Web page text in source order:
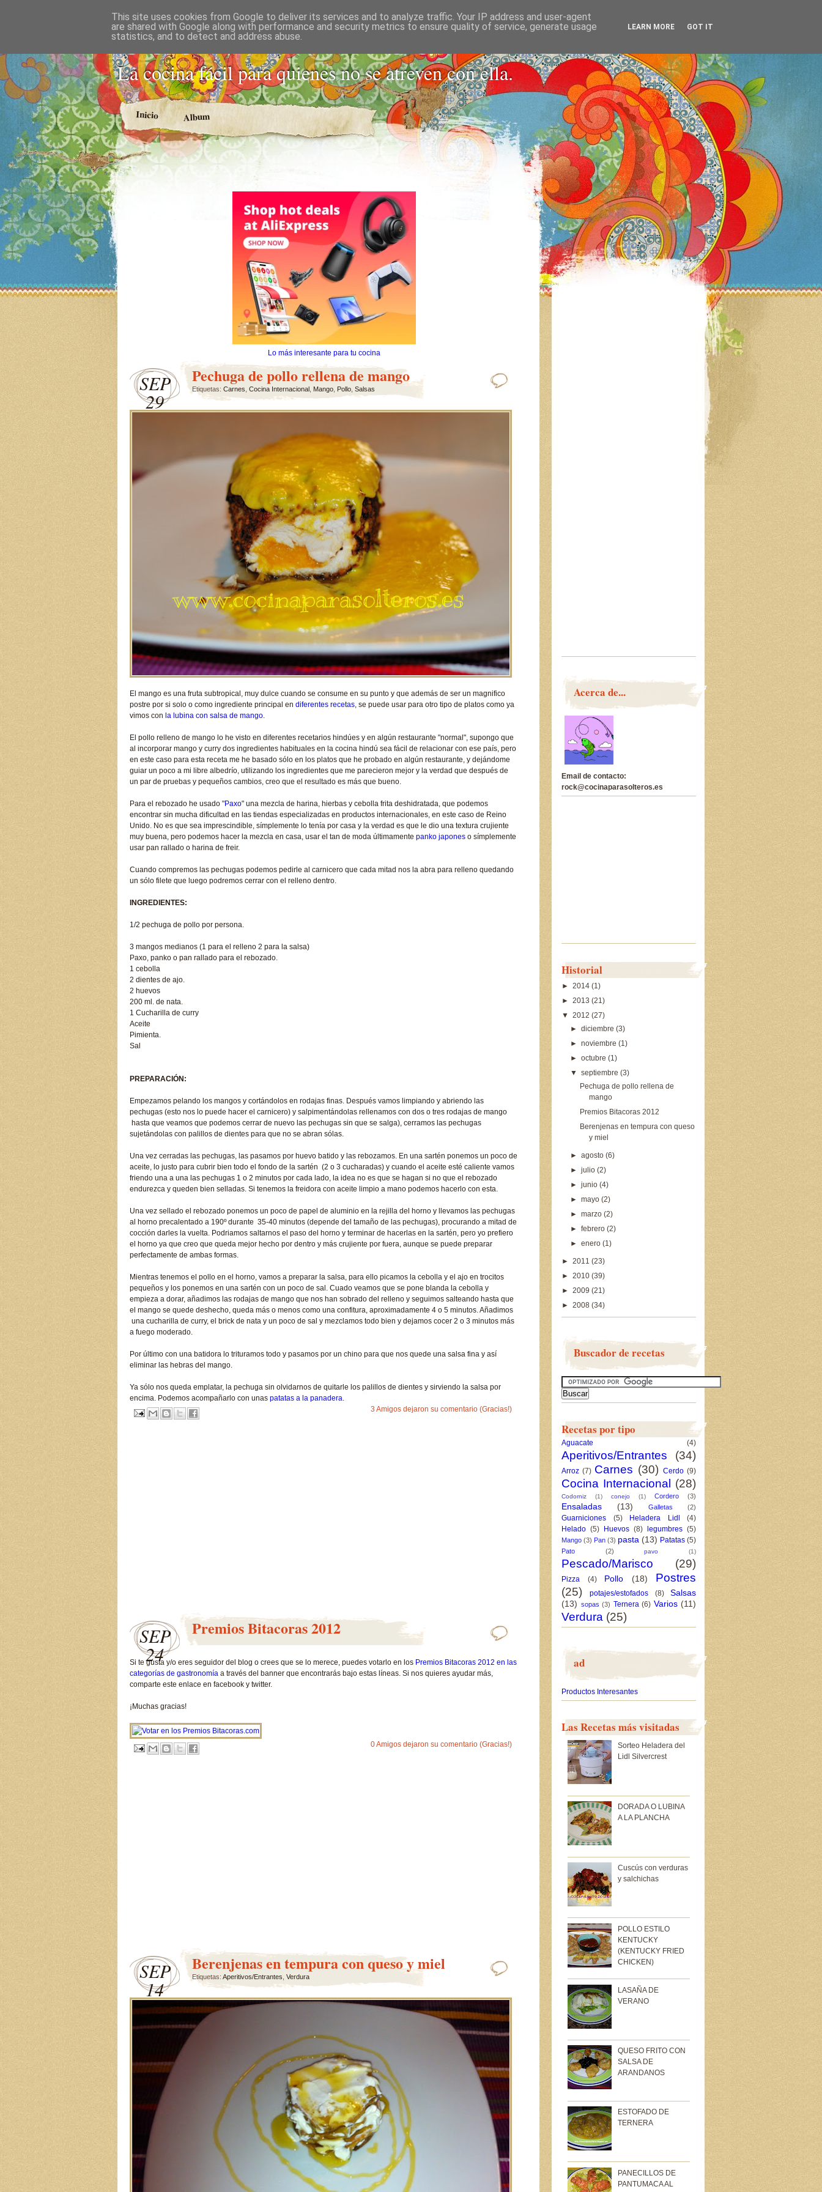
COCINA PARA SOLTEROS
La cocina fácil para quienes no se atreven con ella.
Inicio Album
Lo más interesante para tu cocina
SEP
29
Pechuga de pollo rellena de mango
Etiquetas: Carnes Cocina Internacional Mango Pollo Salsas
El mango es una fruta subtropical, muy dulce cuando se consume en su punto y que además de ser un magnifico
postre por si solo o como ingrediente principal en diferentes recetas, se puede usar para otro tipo de platos como ya
vimos con la lubina con salsa de mango.
El pollo relleno de mango lo he visto en diferentes recetarios hindúes y en algún restaurante "normal", supongo que
al incorporar mango y curry dos ingredientes habituales en la cocina hindú sea fácil de relacionar con ese país, pero
en este caso para esta receta me he basado sólo en los platos que he probado en algún restaurante, y dejándome
guiar un poco a mi libre albedrío, utilizando los ingredientes que me parecieron mejor y la verdad que después de
un par de pruebas y pequeños cambios, creo que el resultado es más que bueno.
Para el rebozado he usado "Paxo" una mezcla de harina, hierbas y cebolla frita deshidratada, que podemos
encontrar sin mucha dificultad en las tiendas especializadas en productos internacionales, en este caso de Reino
Unido. No es que sea imprescindible, símplemente lo tenía por casa y la verdad es que le dio una textura crujiente
muy buena, pero podemos hacer la mezcla en casa, usar el tan de moda últimamente panko japones o símplemente
usar pan rallado o harina de freir.
Cuando compremos las pechugas podemos pedirle al carnicero que cada mitad nos la abra para relleno quedando
un sólo filete que luego podremos cerrar con el relleno dentro.
INGREDIENTES:
1/2 pechuga de pollo por persona.
3 mangos medianos (1 para el relleno 2 para la salsa)
Paxo, panko o pan rallado para el rebozado.
1 cebolla
2 dientes de ajo.
2 huevos
200 ml. de nata.
1 Cucharilla de curry
Aceite
Pimienta.
Sal
PREPARACIÓN:
Empezamos pelando los mangos y cortándolos en rodajas finas. Después vamos limpiando y abriendo las
pechugas (esto nos lo puede hacer el carnicero) y salpimentándolas rellenamos con dos o tres rodajas de mango
hasta que veamos que podemos cerrar de nuevo las pechugas sin que se salga), cerramos las pechugas
sujetándolas con palillos de dientes para que no se abran sólas.
Una vez cerradas las pechugas, las pasamos por huevo batido y las rebozamos. En una sartén ponemos un poco de
aceite, lo justo para cubrir bien todo el fondo de la sartén (2 o 3 cucharadas) y cuando el aceite esté caliente vamos
friendo una a una las pechugas 1 o 2 minutos por cada lado, la idea no es que se hagan si no que el rebozado
endurezca y queden bien selladas. Si tenemos la freidora con aceite limpio a mano podemos hacerlo con esta.
Una vez sellado el rebozado ponemos un poco de papel de aluminio en la rejilla del horno y llevamos las pechugas
al horno precalentado a 190º durante 35-40 minutos (depende del tamaño de las pechugas), procurando a mitad de
cocción darles la vuelta. Podriamos saltarnos el paso del horno y terminar de hacerlas en la sartén, pero yo prefiero
el horno ya que creo que queda mejor hecho por dentro y más crujiente por fuera, aunque se puede preparar
perfectamente de ambas formas.
Mientras tenemos el pollo en el horno, vamos a preparar la salsa, para ello picamos la cebolla y el ajo en trocitos
pequeños y los ponemos en una sartén con un poco de sal. Cuado veamos que se pone blanda la cebolla y
empieza a dorar, añadimos las rodajas de mango que nos han sobrado del relleno y seguimos salteando hasta que
el mango se quede deshecho, queda más o menos como una confitura, aproximadamente 4 o 5 minutos. Añadimos
una cucharilla de curry, el brick de nata y un poco de sal y mezclamos todo bien y dejamos cocer 2 o 3 minutos más
a fuego moderado.
Por último con una batidora lo trituramos todo y pasamos por un chino para que nos quede una salsa fina y así
eliminar las hebras del mango.
Ya sólo nos queda emplatar, la pechuga sin olvidarnos de quitarle los palillos de dientes y sirviendo la salsa por
encima. Podemos acompañarlo con unas patatas a la panadera.
3 Amigos dejaron su comentario (Gracias!)
SEP
24
Premios Bitacoras 2012
Si te gusta y/o eres seguidor del blog o crees que se lo merece, puedes votarlo en los Premios Bitacoras 2012 en las
categorías de gastronomía a través del banner que encontrarás bajo estas líneas. Si nos quieres ayudar más,
comparte este enlace en facebook y twitter.
¡Muchas gracias!
0 Amigos dejaron su comentario (Gracias!)
SEP
14
Berenjenas en tempura con queso y miel
Etiquetas: Aperitivos/Entrantes Verdura
Acerca de...
Email de contacto:
rock@cocinaparasolteros.es
Historial
► 2014 (1)
► 2013 (21)
▼ 2012 (27)
►diciembre(3)
►noviembre(1)
►octubre(1)
▼septiembre(3)
Pechuga de pollo rellena de
mango
Premios Bitacoras 2012
Berenjenas en tempura con queso
y miel
►agosto(6)
►julio(2)
►junio(4)
►mayo(2)
►marzo(2)
►febrero(2)
►enero(1)
► 2011 (23)
► 2010 (39)
► 2009 (21)
► 2008 (34)
Buscador de recetas
Recetas por tipo
Aguacate (4)
Aperitivos/Entrantes (34)
Arroz (7) Carnes (30) Cerdo (9)
Cocina Internacional (28)
Codorniz (1) conejo (1) Cordero (3)
Ensaladas (13) Galletas (2)
Guarniciones (5) Heladera Lidl
(4)
Helado (5) Huevos (8) legumbres (5)
Mango (3) Pan (3) pasta (13) Patatas (5)
Pato (2) pavo (1)
Pescado/Marisco (29)
Pizza (4) Pollo (18)
Postres
(25)
potajes/estofados (8)
Salsas
(13) sopas (3) Ternera (6) Varios (11)
Verdura (25)
ad
Productos Interesantes
Las Recetas más visitadas
Sorteo Heladera del
Lidl Silvercrest
DORADA O LUBINA
A LA PLANCHA
Cuscús con verduras
y salchichas
POLLO ESTILO
KENTUCKY
(KENTUCKY FRIED
CHICKEN)
LASAÑA DE
VERANO
QUESO FRITO CON
SALSA DE
ARANDANOS
ESTOFADO DE
TERNERA
PANECILLOS DE
PANTUMACA AL
This site uses cookies from Google to deliver its services and to analyze traffic. Your IP address and user-agent
are shared with Google along with performance and security metrics to ensure quality of service, generate usage
statistics, and to detect and address abuse.
LEARN MORE GOT IT